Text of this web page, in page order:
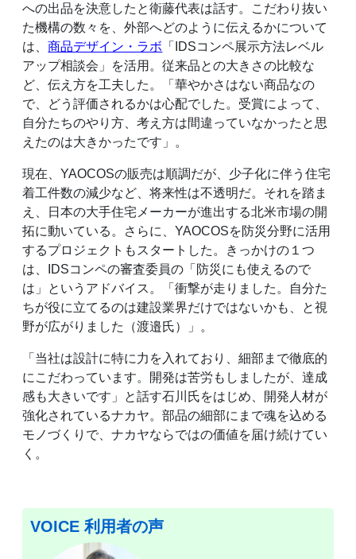
への出品を決意したと衛藤代表は話す。こだわり抜い
た機構の数々を、外部へどのように伝えるかについて
は、商品デザイン・ラボ 「IDSコンペ展示方法レベル
アップ相談会」を活用。従来品との大きさの比較な
ど、伝え方を工夫した。「華やかさはない商品なの
で、どう評価されるかは心配でした。受賞によって、
自分たちのやり方、考え方は間違っていなかったと思
えたのは大きかったです」。
現在、YAOCOSの販売は順調だが、少子化に伴う住宅
着工件数の減少など、将来性は不透明だ。それを踏ま
え、日本の大手住宅メーカーが進出する北米市場の開
拓に動いている。さらに、YAOCOSを防災分野に活用
するプロジェクトもスタートした。きっかけの１つ
は、IDSコンペの審査委員の「防災にも使えるので
は」というアドバイス。「衝撃が走りました。自分た
ちが役に立てるのは建設業界だけではないかも、と視
野が広がりました（渡邉氏）」。
「当社は設計に特に力を入れており、細部まで徹底的
にこだわっています。開発は苦労もしましたが、達成
感も大きいです」と話す石川氏をはじめ、開発人材が
強化されているナカヤ。部品の細部にまで魂を込める
モノづくりで、ナカヤならではの価値を届け続けてい
く。
VOICE 利用者の声